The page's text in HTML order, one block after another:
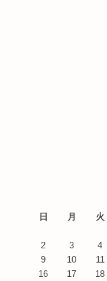
日
月 火
2
3 4
9
10 11
16
17 18